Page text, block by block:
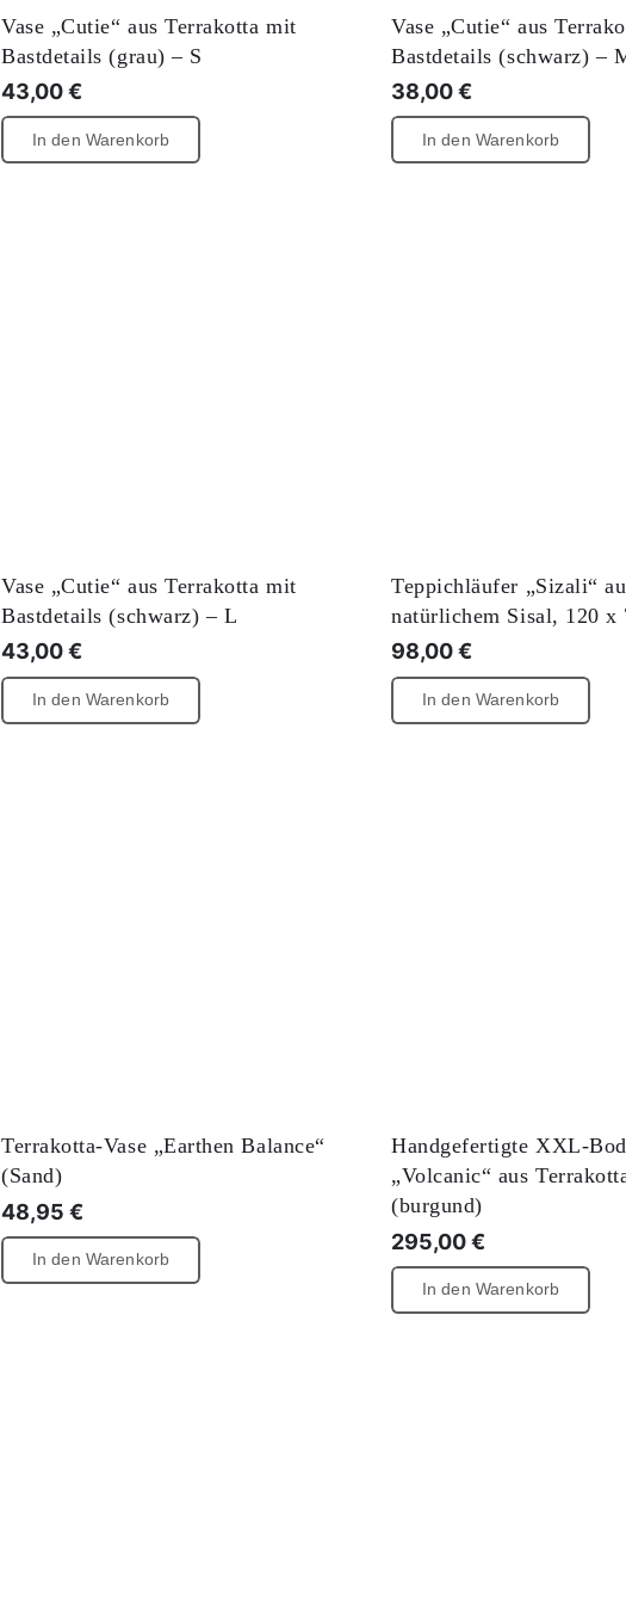
Vase „Cutie“ aus Terrakotta mit
Bastdetails (grau) – S
43,00€
In den Warenkorb
Vase „Cutie“ aus
Bastdetails (schwarz) –
38,00€
In den Warenkorb
Vase „Cutie“ aus Terrakotta mit
Bastdetails (schwarz) – L
43,00€
In den Warenkorb
Teppichläufer „Sizali“
natürlichem Sisal, 120 x
98,00€
In den Warenkorb
Terrakotta-Vase „Earthen Balance“
(Sand)
48,95 €
In den Warenkorb
Handgefertigte XXL-
„Volcanic“ aus
(burgund)
295,00€
In den Warenkorb